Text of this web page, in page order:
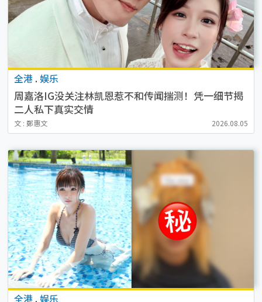
全港 . 娱乐
周嘉洛IG没关注林凯恩惹不和传闻揣测！凭一细节揭
二人私下真实交情
文 : 鄭惠文 2026.08.05
全港 . 娱乐